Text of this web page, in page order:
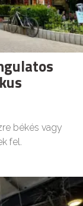
békés vagy
fel.